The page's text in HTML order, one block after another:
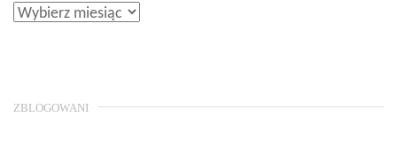
ZBLOGOWANI